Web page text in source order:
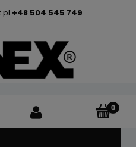
+48 504 545 749